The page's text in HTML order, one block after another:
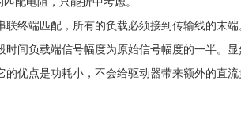
终端匹配，所有的负载必须接到传输线的末
间负载端信号幅度为原始信号幅度的一半。
的优点是功耗小，不会给驱动器带来额外的直